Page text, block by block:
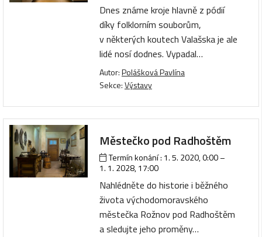
Dnes známe kroje hlavně z pódií
díky folklorním souborům,
v některých koutech Valašska je ale
lidé nosí dodnes. Vypadal…
Autor:Polášková Pavlína
Sekce:Výstavy
Městečko pod Radhoštěm
Termín konání : 1. 5. 2020, 0:00–
1. 1. 2028, 17:00
Nahlédněte do historie i běžného
života východomoravského
městečka Rožnov pod Radhoštěm
a sledujte jeho proměny…